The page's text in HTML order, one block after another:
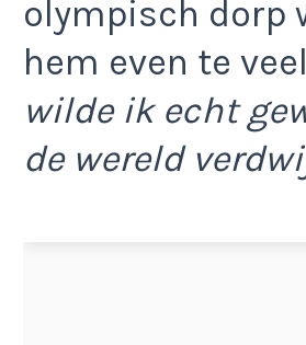
olympisch dorp
hem even te
wilde ik echt
de wereld